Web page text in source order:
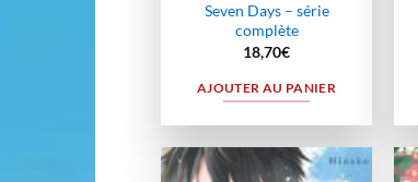
Seven Days – série
complète
18,70€
AJOUTER AU PANIER